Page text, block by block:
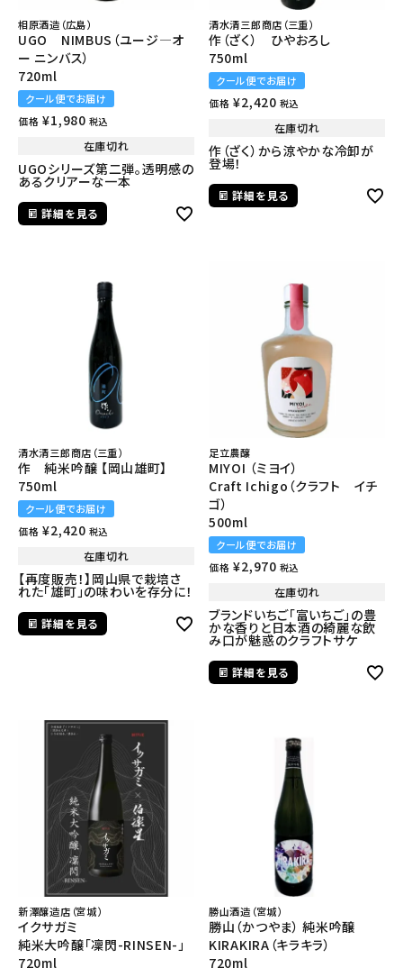
相原酒造（広島）
UGO NIMBUS（ユージ―オ
ー ニンバス）
720ml
クール便でお届け
価格 ¥1,980 税込
在庫切れ
UGOシリーズ第二弾。透明感の
あるクリアーな一本
詳細を見る
清水清三郎商店（三重）
作（ざく） ひやおろし
750ml
クール便でお届け
価格 ¥2,420 税込
在庫切れ
作（ざく）から涼やかな冷卸が
登場！
詳細を見る
清水清三郎商店（三重）
作 純米吟醸 【岡山雄町】
750ml
クール便でお届け
価格 ¥2,420 税込
在庫切れ
【再度販売！】岡山県で栽培さ
れた「雄町」の味わいを存分に！
詳細を見る
足立農醸
MIYOI （ミヨイ）
Craft Ichigo（クラフト イチ
ゴ）
500ml
クール便でお届け
価格 ¥2,970 税込
在庫切れ
ブランドいちご「富いちご」の豊
かな香りと日本酒の綺麗な飲
み口が魅惑のクラフトサケ
詳細を見る
新澤醸造店（宮城）
イクサガミ
純米大吟醸「凜閃-RINSEN-」
720ml
勝山酒造（宮城）
勝山（かつやま） 純米吟醸
KIRAKIRA（キラキラ）
720ml